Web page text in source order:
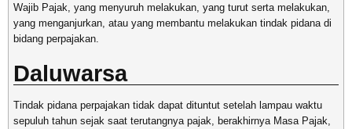
Wajib Pajak, yang menyuruh melakukan, yang turut serta melakukan,
yang menganjurkan, atau yang membantu melakukan tindak pidana di
bidang perpajakan.
Daluwarsa
Tindak pidana perpajakan tidak dapat dituntut setelah lampau waktu
sepuluh tahun sejak saat terutangnya pajak, berakhirnya Masa Pajak,